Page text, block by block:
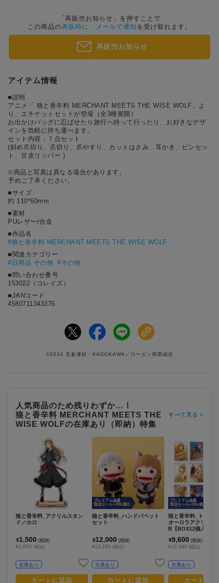
ド
1位 #ポケットモンスター（ポケモン）
#ハイキュー!!
3位
4位 #名探偵コナン #Re:ゼロから始める異世界生活（リゼロ） #超か
「再販売お知らせ」を押すことで
この商品の再販時に、メールで通知 を受け取れます。
再販売お知らせ
アイテム情報
■説明
アニメ「 狼と香辛料 MERCHANT MEETS THE WISE WOLF」よ
り、エチケットセットが登場（全3種展開）
お出かけバッグに忍ばせたり旅行へ持って行ったり、お好きなデザ
インを気軽に持ち運べます。
セット内容：７点セット
(斜め爪切り、爪切り、爪やすり、カットはさみ、耳かき、ピンセッ
ト、甘皮リッパー )
※商品と写真は異なる場合があります。
予めご了承ください。
■サイズ
約 110*60mm
■素材
PUレザー/合金
■作品名
#狼と香辛料 MERCHANT MEETS THE WISE WOLF
■関連カテゴリー
#日用品 その他 #その他
■問い合わせ番号
153022（コレイズ）
■JANコード
4580711343376
©2024 支倉凍砂・KADOKAWA／ローエン商業組合
人気商品のため残りわずか…！
狼と香辛料 MERCHANT MEETS THE
WISE WOLFの在庫あり（即納）特集
すべて見る >
狼と香辛料_アクリルスタン
ド／ホロ
¥1,500 (税抜)
¥1,650 (税込)
在庫あり
カートに追加
プレミアム会員
限定セール +70%還元
狼と香辛料_ハンドパペット
セット
¥12,000 (税抜)
¥13,200 (税込)
在庫あり
カートに追加
プレミアム会員
限定セール +70%還元
狼と香辛料_トレー
オーロラアクリルカ
B【BOX12個入り】
¥9,600 (税抜)
¥10,560 (税込)
在庫あり
カートに